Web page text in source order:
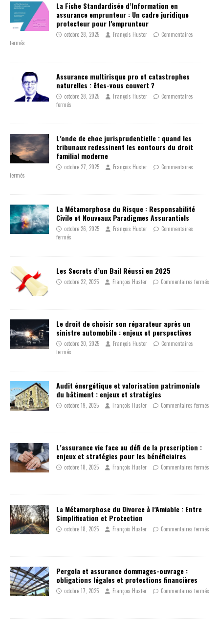
La Fiche Standardisée d’Information en
assurance emprunteur : Un cadre juridique
protecteur pour l’emprunteur
octobre 28, 2025 François Huster
Commentaires
fermés
Assurance multirisque pro et catastrophes
naturelles : êtes-vous couvert ?
octobre 28, 2025 François Huster
Commentaires
fermés
L’onde de choc jurisprudentielle : quand les
tribunaux redessinent les contours du droit
familial moderne
octobre 27, 2025 François Huster
Commentaires
fermés
La Métamorphose du Risque : Responsabilité
Civile et Nouveaux Paradigmes Assurantiels
octobre 26, 2025 François Huster
Commentaires
fermés
Les Secrets d’un Bail Réussi en 2025
octobre 22, 2025 François Huster Commentaires fermés
Le droit de choisir son réparateur après un
sinistre automobile : enjeux et perspectives
octobre 20, 2025 François Huster
Commentaires
fermés
Audit énergétique et valorisation patrimoniale
du bâtiment : enjeux et stratégies
octobre 19, 2025 François Huster Commentaires fermés
L’assurance vie face au défi de la prescription :
enjeux et stratégies pour les bénéficiaires
octobre 18, 2025 François Huster Commentaires fermés
La Métamorphose du Divorce à l’Amiable : Entre
Simplification et Protection
octobre 18, 2025 François Huster Commentaires fermés
Pergola et assurance dommages-ouvrage :
obligations légales et protections financières
octobre 17, 2025 François Huster Commentaires fermés